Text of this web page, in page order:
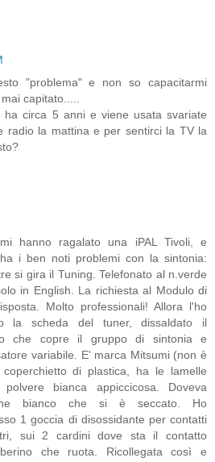
"problema" e non so capacitarmi
capitato.....
ha circa 5 anni e viene usata svariate
radio la mattina e per sentirci la TV la
hanno ragalato una iPAL Tivoli, e
i ben noti problemi con la sintonia:
si gira il Tuning. Telefonato al n.verde
in English. La richiesta al Modulo di
Molto professionali! Allora l'ho
la scheda del tuner, dissaldato il
che copre il gruppo di sintonia e
variabile. E' marca Mitsumi (non è
di plastica, ha le lamelle
bianca appiccicosa. Doveva
bianco che si è seccato. Ho
1 goccia di disossidante per contatti
sui 2 cardini dove sta il contatto
che ruota. Ricollegata così e